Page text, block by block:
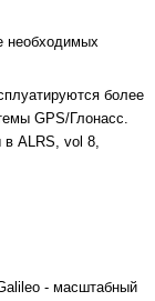
необходимых
более
GPS/Глонасс.
в ALRS, vol 8,
- масштабный